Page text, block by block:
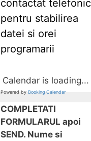
contactat telefonic
pentru stabilirea
datei si orei
programarii
Calendar is loading...
Powered by Booking Calendar
COMPLETATI
FORMULARUL apoi
SEND. Nume si